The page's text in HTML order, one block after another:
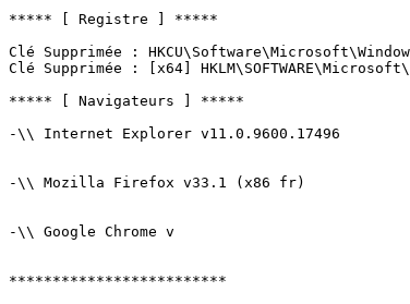
***** [ Registre ] *****
Clé Supprimée :
Clé Supprimée : [x64]
***** [ Navigateurs ] *****
-\\ Internet Explorer v11.0.9600.17496
-\\ Mozilla Firefox v33.1 (x86 fr)
-\\ Google Chrome v
*************************